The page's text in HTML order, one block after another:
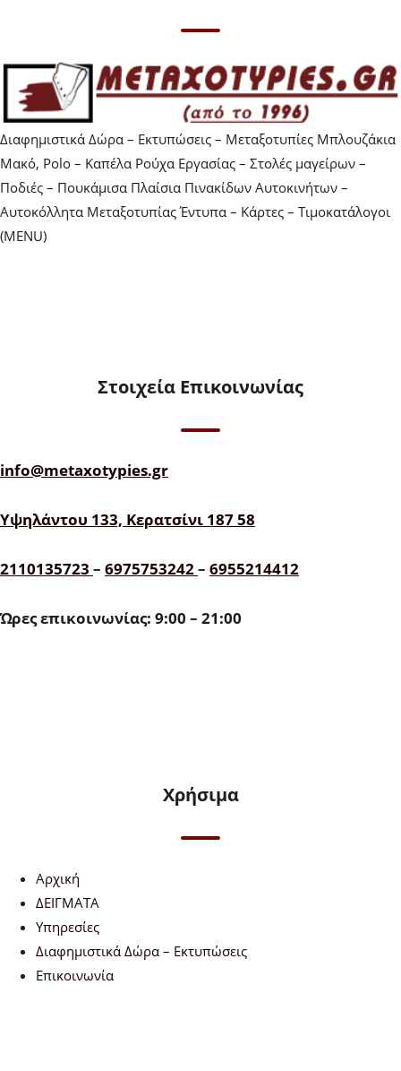
Διαφημιστικά Δώρα – Εκτυπώσεις – Μεταξοτυπίες Μπλουζάκια
Μακό, Polo – Καπέλα Ρούχα Εργασίας – Στολές μαγείρων –
Ποδιές – Πουκάμισα Πλαίσια Πινακίδων Αυτοκινήτων –
Αυτοκόλλητα Μεταξοτυπίας Έντυπα – Κάρτες – Τιμοκατάλογοι
(MENU)
Στοιχεία Επικοινωνίας
info@metaxotypies.gr
Υψηλάντου 133, Κερατσίνι 187 58
2110135723 – 6975753242– 6955214412
Ώρες επικοινωνίας: 9:00 – 21:00
Χρήσιμα
Αρχική
ΔΕΙΓΜΑΤΑ
Υπηρεσίες
Διαφημιστικά Δώρα – Εκτυπώσεις
Επικοινωνία